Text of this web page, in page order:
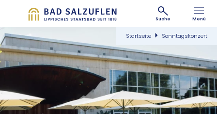
Suche Menü
Startseite Sonntagskonzert